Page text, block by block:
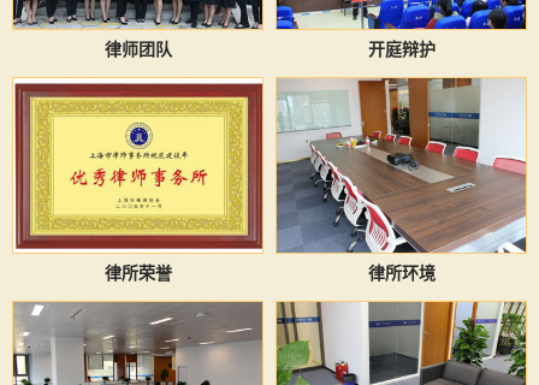
律师团队 开庭辩护
律所荣誉 律所环境